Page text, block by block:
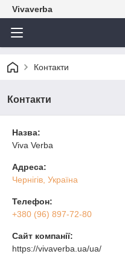
Vivaverba
Контакти
Контакти
Назва:
Viva Verba
Адреса:
Чернігів, Україна
Телефон:
+380 (96) 897-72-80
Сайт компанії:
https://vivaverba.ua/ua/